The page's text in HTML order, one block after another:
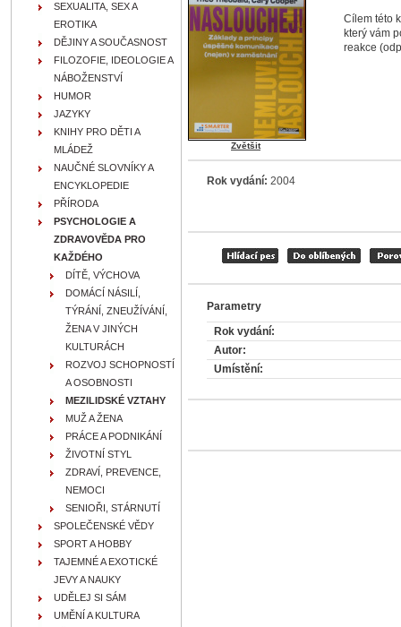
Zvětšit
Cílem této
který vám
reakce
Rok vydání: 2004
Parametry
Rok vydání:
Autor:
Umístění:
SEXUALITA, SEX A
EROTIKA
DĚJINY A SOUČASNOST
FILOZOFIE, IDEOLOGIE A
NÁBOŽENSTVÍ
HUMOR
JAZYKY
KNIHY PRO DĚTI A
MLÁDEŽ
NAUČNÉ SLOVNÍKY A
ENCYKLOPEDIE
PŘÍRODA
PSYCHOLOGIE A
ZDRAVOVĚDA PRO
KAŽDÉHO
DÍTĚ, VÝCHOVA
DOMÁCÍ NÁSILÍ,
TÝRÁNÍ, ZNEUŽÍVÁNÍ,
ŽENA V JINÝCH
KULTURÁCH
ROZVOJ SCHOPNOSTÍ
A OSOBNOSTI
MEZILIDSKÉ VZTAHY
MUŽ A ŽENA
PRÁCE A PODNIKÁNÍ
ŽIVOTNÍ STYL
ZDRAVÍ, PREVENCE,
NEMOCI
SENIOŘI, STÁRNUTÍ
SPOLEČENSKÉ VĚDY
SPORT A HOBBY
TAJEMNÉ A EXOTICKÉ
JEVY A NAUKY
UDĚLEJ SI SÁM
UMĚNÍ A KULTURA